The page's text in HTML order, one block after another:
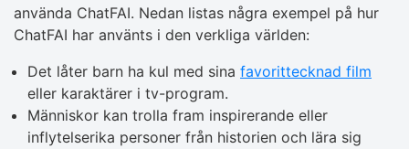
använda ChatFAI. Nedan listas några exempel på hur
ChatFAI har använts i den verkliga världen:
Det låter barn ha kul med sina favorittecknad film
eller karaktärer i tv-program.
Människor kan trolla fram inspirerande eller
inflytelserika personer från historien och lära sig